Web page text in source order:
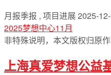
月报季报 , 项目进展2025-
2025梦想中心11月
非特殊说明，本文版权归原
上海真爱梦想公益